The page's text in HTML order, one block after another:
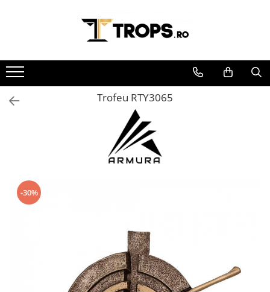
Sporturi
Arte Martiale
Atletism
Fotbal
Trofeu RTY3065
-30%